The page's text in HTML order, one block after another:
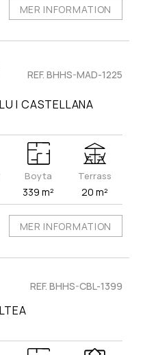
MER INFORMATION
REF. BHHS-MAD-1225
I CASTELLANA
Boyta
339 m²
Terrass
20 m²
MER INFORMATION
REF. BHHS-CBL-1399